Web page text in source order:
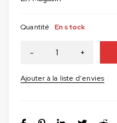
Quantité En stock